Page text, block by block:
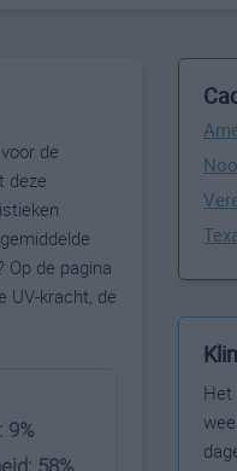
de
deze
Op de pagina
UV-kracht, de
9%
Het